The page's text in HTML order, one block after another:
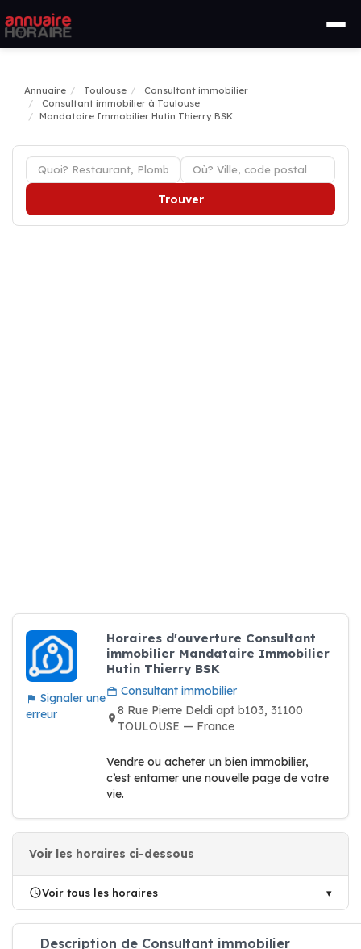
Annuaire Toulouse
Consultant immobilier
Consultant immobilier à Toulouse
Mandataire Immobilier Hutin Thierry BSK
Trouver
Signaler une
erreur
Horaires d'ouverture Consultant
immobilier Mandataire Immobilier
Hutin Thierry BSK
Consultant immobilier
8 Rue Pierre Deldi apt b103, 31100
TOULOUSE — France
Vendre ou acheter un bien immobilier,
c’est entamer une nouvelle page de votre
vie.
Voir les horaires ci-dessous
Voir tous les horaires
Description de Consultant immobilier